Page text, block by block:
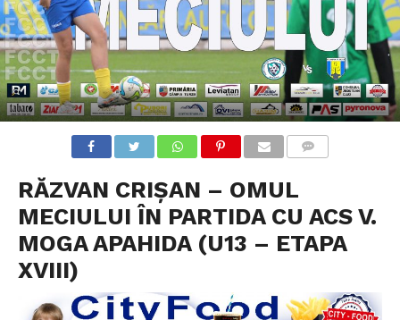
RĂZVAN CRIȘAN – OMUL
MECIULUI ÎN PARTIDA CU ACS V.
MOGA APAHIDA (U13 – ETAPA
XVIII)